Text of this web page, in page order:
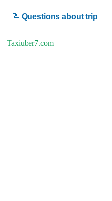
📝 Questions about trip
Taxiuber7.com